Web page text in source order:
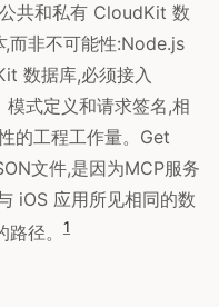
共和私有 CloudKit 数
,而非不可能性:Node.js
数据库,必须接入
式定义和请求签名,相
的工程工作量。Get
文件,是因为MCP服务
iOS 应用所见相同的数
径。
1